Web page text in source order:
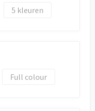
5
Full colour